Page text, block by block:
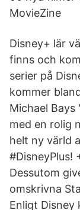
MovieZine
Disney+ lär
finns och
serier på
kommer
Michael
med en rolig
helt ny värld
#DisneyPlus!
Dessutom
omskrivna
Enligt Disney